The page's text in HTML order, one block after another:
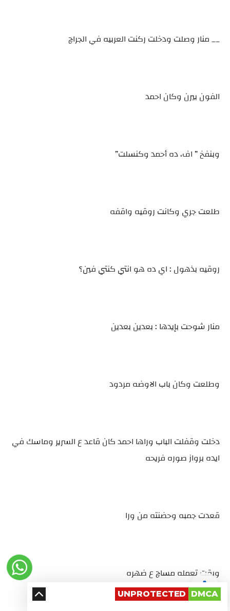
__ منار وصلت ودخلت ركنت العربيه في الجراچ
الفون بيرن وكان احمد
وبنفخ ” اف، ده أحمد وكنسلت”
طلعت جري وكانت روقيه واقفه
روقيه بذهول : اي ده هو انتي كنتي فين؟
منار شوحت بإيدها : بعدين بعدين
وطلعت وكان باب الاوضه مردود
دخلت وقفلت الباب وراها احمد كان قاعد ع السرير وماسك في
ايده برواز صوره فريحه
قعدت جمبه وحضنته من ورا
وبقت تعمله مساچ ع ضهره
رواية السم فى العسل
DMCA
UNPROTECTED